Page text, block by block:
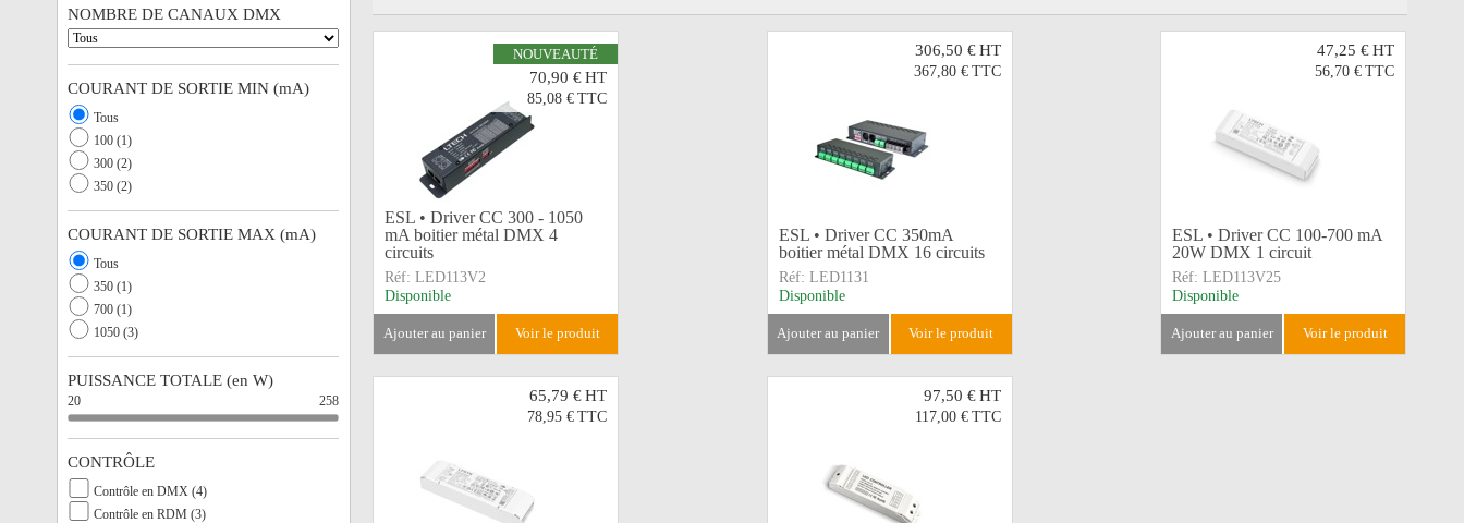
NOUVEAUTÉ
70,90 €HT
85,08 € TTC
ESL • Driver CC 300 - 1050
mA boitier métal DMX 4
circuits
Réf: LED113V2
Disponible
ajouter au panier voir le produit
306,50 € HT
367,80 € TTC
ESL • Driver CC 350mA
boitier métal DMX 16 circuits
Réf: LED1131
Disponible
ajouter au panier voir le produit
47,25 €HT
56,70 € TTC
ESL • Driver CC 100-700 mA
20W DMX 1 circuit
Réf: LED113V25
Disponible
ajouter au panier voir le produit
65,79 €HT
78,95 € TTC
97,50 € HT
117,00 € TTC
NOMBRE DE CANAUX DMX
COURANT DE SORTIE MIN (mA)
Tous
100 (1)
300 (2)
350 (2)
COURANT DE SORTIE MAX (mA)
Tous
350 (1)
700 (1)
1050 (3)
PUISSANCE TOTALE (en W)
20 258
CONTRÔLE
Contrôle en DMX (4)
Contrôle en RDM (3)